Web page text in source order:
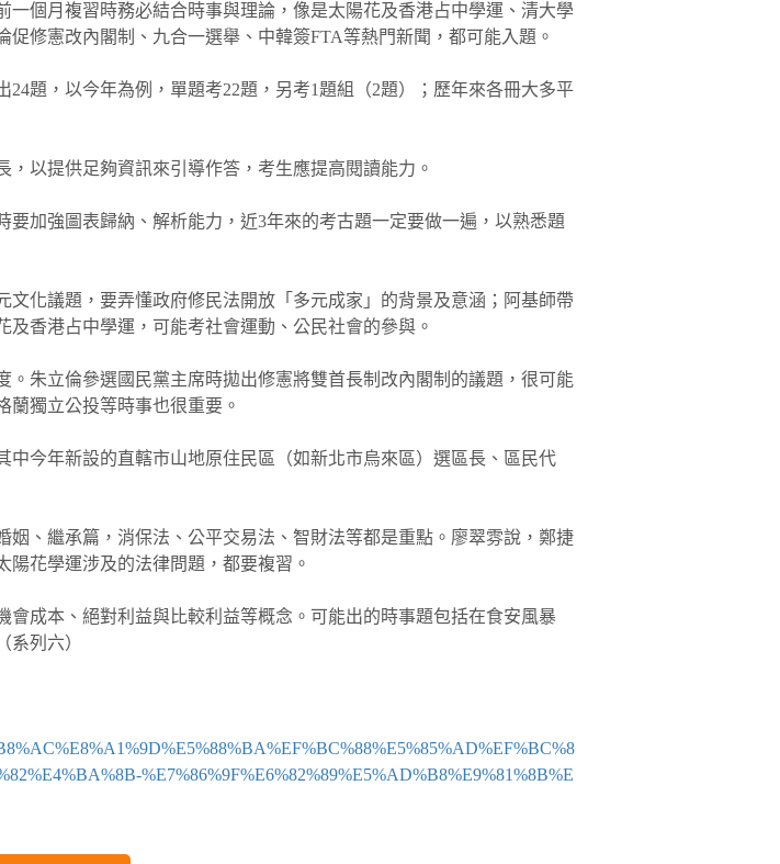
個月複習時務必結合時事與理論，像是太陽花及香港占中學運、清大學
修憲改內閣制、九合一選舉、中韓簽FTA等熱門新聞，都可能入題。
題，以今年為例，單題考22題，另考1題組（2題）；歷年來各冊大多平
以提供足夠資訊來引導作答，考生應提高閱讀能力。
加強圖表歸納、解析能力，近3年來的考古題一定要做一遍，以熟悉題
化議題，要弄懂政府修民法開放「多元成家」的背景及意涵；阿基師帶
香港占中學運，可能考社會運動、公民社會的參與。
朱立倫參選國民黨主席時拋出修憲將雙首長制改內閣制的議題，很可能
獨立公投等時事也很重要。
今年新設的直轄市山地原住民區（如新北市烏來區）選區長、區民代
、繼承篇，消保法、公平交易法、智財法等都是重點。廖翠雰說，鄭捷
花學運涉及的法律問題，都要複習。
成本、絕對利益與比較利益等概念。可能出的時事題包括在食安風暴
列六）
%E7%86%9F%E6%82%89%E5%AD%B8%E9%81%8B%E